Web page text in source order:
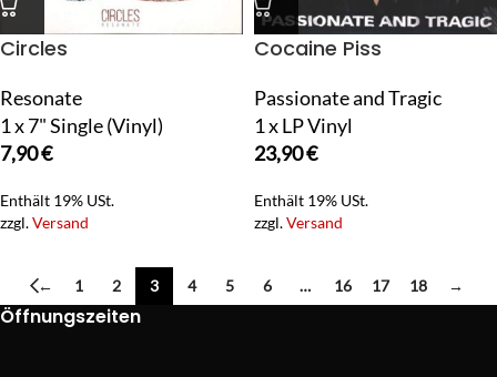
Circles
Resonate
1 x 7" Single (Vinyl)
7,90€
Enthält 19% USt.
zzgl.Versand
Cocaine Piss
Passionate and Tragic
1 x LP Vinyl
23,90€
Enthält 19% USt.
zzgl.Versand
← 1 2 3 4 5 6 … 16 17 18 →
Öffnungszeiten